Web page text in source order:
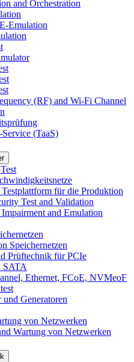
and Orchestration
Emulation
(RF) and Wi-Fi Channel
Service (TaaS)
für die Produktion
Test and Validation
and Emulation
Speichernetzen
Prüftechnik für PCIe
SATA
Ethernet, FCoE, NVMeoF
und Generatoren
von Netzwerken
Wartung von Netzwerken